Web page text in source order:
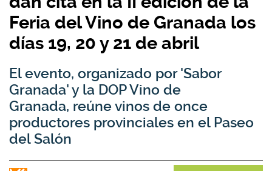
Feria del Vino de Granada los
días 19, 20 y 21 de abril
El evento, organizado por 'Sabor
Granada' y la DOP Vino de
Granada, reúne vinos de once
productores provinciales en el Paseo
del Salón